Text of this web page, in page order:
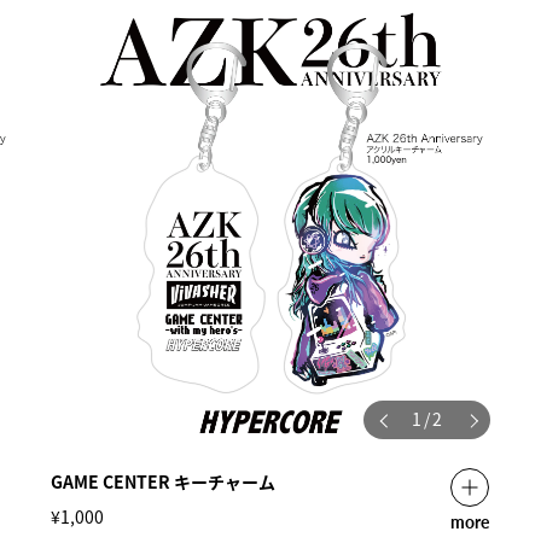
1 /2
GAME CENTER キーチャーム
¥1,000
more